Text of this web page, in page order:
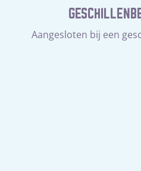
Aangesloten bij een